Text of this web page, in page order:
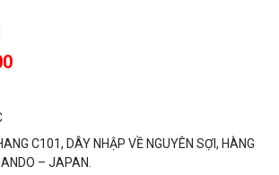
C101, DÂY NHẬP VỀ NGUYÊN SỢI, HÀNG
– JAPAN.